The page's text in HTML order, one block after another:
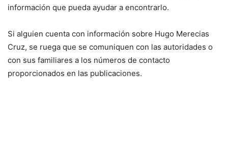
información que pueda ayudar a encontrarlo.
Si alguien cuenta con información sobre Hugo Merecias
Cruz, se ruega que se comuniquen con las autoridades o
con sus familiares a los números de contacto
proporcionados en las publicaciones.